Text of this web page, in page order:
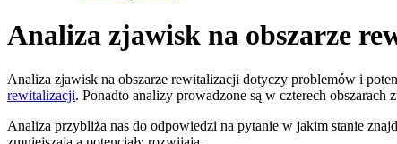
Analiza zjawisk na obszarze
Analiza zjawisk na obszarze rewitalizacji dotyczy problemów i
rewitalizacji. Ponadto analizy prowadzone są w czterech obszarach
Analiza przybliża nas do odpowiedzi na pytanie w jakim stanie